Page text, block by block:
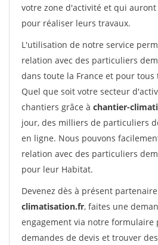
votre zone d'activité et qui
pour réaliser leurs travaux.
L'utilisation de notre service
relation avec des particuliers
dans toute la France et pour tous
Quel que soit votre secteur
chantiers grâce à chantier-
jour, des milliers de particuliers
en ligne. Nous pouvons
relation avec des particuliers
pour leur Habitat.
Devenez dès à présent
climatisation.fr, faites une
engagement via notre formulaire
demandes de devis et trouver